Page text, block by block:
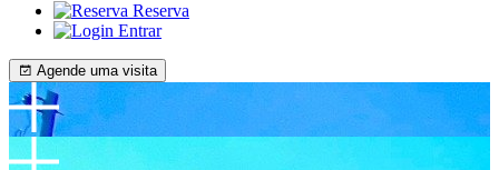
Reserva
Entrar
Agende uma visita